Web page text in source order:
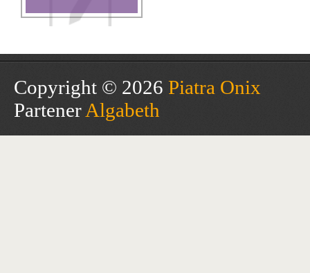
Copyright © 2026 Piatra Onix
Partener Algabeth